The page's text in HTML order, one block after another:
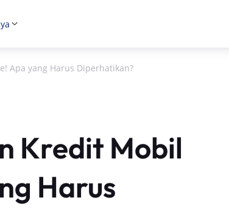
Apa yang Harus Diperhatikan?
Kredit Mobil
Harus